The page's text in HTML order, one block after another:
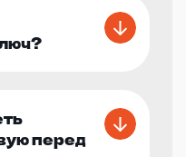
перед